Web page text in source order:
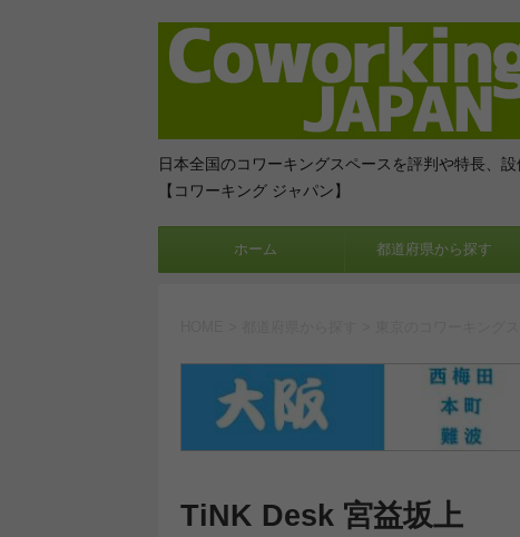
日本全国のコワーキングスペースを評判や特長、
【コワーキング ジャパン】
ホーム 都道府県から探す
TiNK Desk 宮益坂上